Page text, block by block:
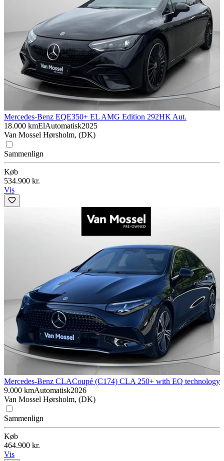
Mercedes-Benz EQE350+ EL AMG Edition 292HK Aut.
18.000 kmElAutomatisk2025
Van Mossel Hørsholm, (DK)
Sammenlign
Køb
534.900 kr.
Vis
Mercedes-Benz CLACoupé (C174) CLA 250+ with EQ technology
9.000 kmAutomatisk2026
Van Mossel Hørsholm, (DK)
Sammenlign
Køb
464.900 kr.
Vis